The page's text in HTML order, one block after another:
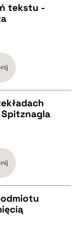
tekstu -